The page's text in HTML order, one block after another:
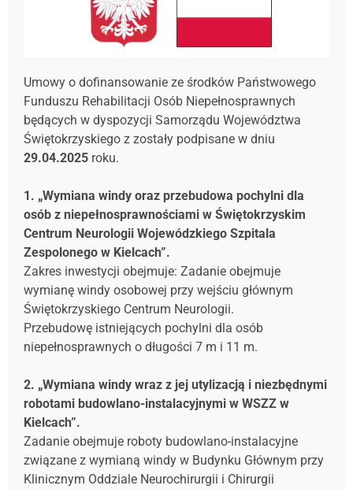
Umowy o dofinansowanie ze środków Państwowego
Funduszu Rehabilitacji Osób Niepełnosprawnych
będących w dyspozycji Samorządu Województwa
Świętokrzyskiego z zostały podpisane w dniu
29.04.2025 roku.
1. „Wymiana windy oraz przebudowa pochylni dla
osób z niepełnosprawnościami w Świętokrzyskim
Centrum Neurologii Wojewódzkiego Szpitala
Zespolonego w Kielcach”.
Zakres inwestycji obejmuje: Zadanie obejmuje
wymianę windy osobowej przy wejściu głównym
Świętokrzyskiego Centrum Neurologii.
Przebudowę istniejących pochylni dla osób
niepełnosprawnych o długości 7 m i 11 m.
2. „Wymiana windy wraz z jej utylizacją i niezbędnymi
robotami budowlano-instalacyjnymi w WSZZ w
Kielcach”.
Zadanie obejmuje roboty budowlano-instalacyjne
związane z wymianą windy w Budynku Głównym przy
Klinicznym Oddziale Neurochirurgii i Chirurgii